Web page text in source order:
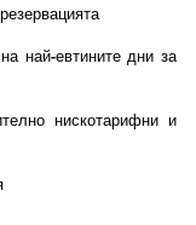
най-евтините дни за
нискотарифни и